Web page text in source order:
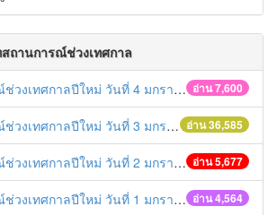
ถานการณ์ช่วงเทศกาล
อ่าน 7,600
เทศกาลปีใหม่ วันที่ 4 มกราคม 2559
อ่าน 36,585
ทศกาลปีใหม่ วันที่ 3 มกราคม 2559
อ่าน 5,677
เทศกาลปีใหม่ วันที่ 2 มกราคม 2559
อ่าน 4,564
เทศกาลปีใหม่ วันที่ 1 มกราคม 2559